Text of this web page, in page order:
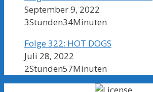
September 9, 2022
3Stunden34Minuten
Folge 322: HOT DOGS
Juli 28, 2022
2Stunden57Minuten